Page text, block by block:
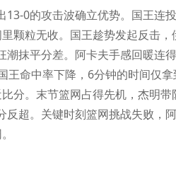
13-0的攻击波确立优势。国王连
颗粒无收。国王趁势发起反击，
潮抹平分差。阿卡夫手感回暖连
王命中率下降，6分钟的时间仅
分。末节篮网占得先机，杰明
反超。关键时刻篮网挑战失败，